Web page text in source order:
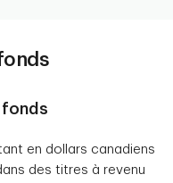
en dollars canadiens
des titres à revenu